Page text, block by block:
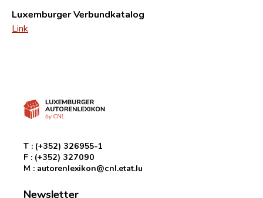
Luxemburger Verbundkatalog
Link
T : (+352) 326955-1
F : (+352) 327090
M : autorenlexikon@cnl.etat.lu
Newsletter